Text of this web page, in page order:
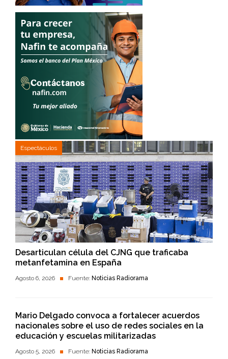
Espectáculos
Desarticulan célula del CJNG que traficaba
metanfetamina en España
Agosto 6, 2026 Fuente: Noticias Radiorama
Mario Delgado convoca a fortalecer acuerdos
nacionales sobre el uso de redes sociales en la
educación y escuelas militarizadas
Agosto 5, 2026 Fuente: Noticias Radiorama